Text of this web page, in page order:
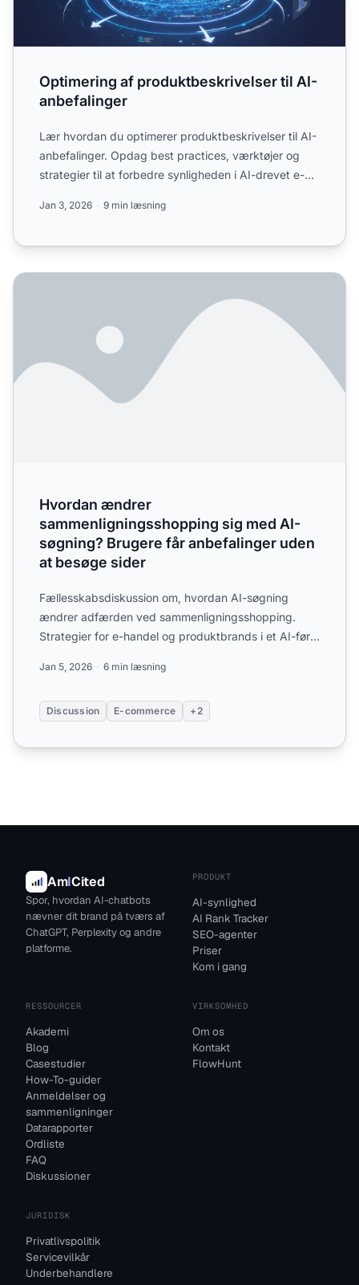
Optimering af produktbeskrivelser til AI-
anbefalinger
Lær hvordan du optimerer produktbeskrivelser til AI-
anbefalinger. Opdag best practices, værktøjer og
strategier til at forbedre synligheden i AI-drevet e-
Jan 3, 2026 9 min læsning
Hvordan ændrer sammenligningsshopping sig med AI-
Hvordan ændrer
sammenligningsshopping sig med AI-
søgning? Brugere får anbefalinger uden
at besøge sider
Fællesskabsdiskussion om, hvordan AI-søgning
ændrer adfærden ved sammenligningsshopping.
Strategier for e-handel og produktbrands i et AI-først
Jan 5, 2026 6 min læsning
Discussion E-commerce +2
AmICited
Spor, hvordan AI-chatbots
nævner dit brand på tværs af
ChatGPT, Perplexity og andre
platforme.
PRODUKT
AI-synlighed
AI Rank Tracker
SEO-agenter
Priser
Kom i gang
RESSOURCER
Akademi
Blog
Casestudier
How-To-guider
Anmeldelser og
sammenligninger
Datarapporter
Ordliste
FAQ
Diskussioner
VIRKSOMHED
Om os
Kontakt
FlowHunt
JURIDISK
Privatlivspolitik
Servicevilkår
Underbehandlere